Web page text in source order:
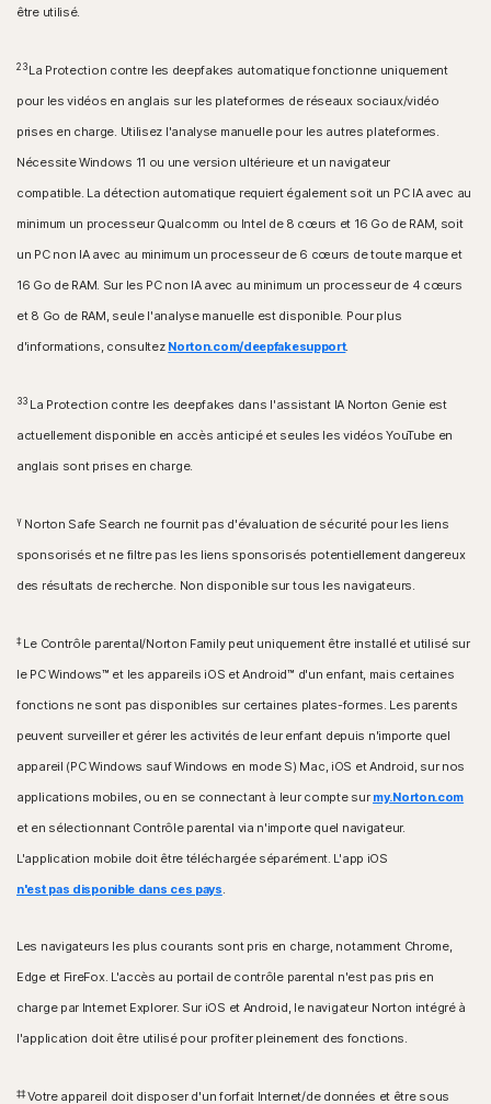
être utilisé.
23 La Protection contre les deepfakes automatique fonctionne uniquement
pour les vidéos en anglais sur les plateformes de réseaux sociaux/vidéo
prises en charge. Utilisez l'analyse manuelle pour les autres plateformes.
Nécessite Windows 11 ou une version ultérieure et un navigateur
compatible. La détection automatique requiert également soit un PC IA avec au
minimum un processeur Qualcomm ou Intel de 8 cœurs et 16 Go de RAM, soit
un PC non IA avec au minimum un processeur de 6 cœurs de toute marque et
16 Go de RAM. Sur les PC non IA avec au minimum un processeur de 4 cœurs
et 8 Go de RAM, seule l'analyse manuelle est disponible. Pour plus
d'informations, consultez Norton.com/deepfakesupport.
33La Protection contre les deepfakes dans l'assistant IA Norton Genie est
actuellement disponible en accès anticipé et seules les vidéos YouTube en
anglais sont prises en charge.
γNorton Safe Search ne fournit pas d'évaluation de sécurité pour les liens
sponsorisés et ne filtre pas les liens sponsorisés potentiellement dangereux
des résultats de recherche. Non disponible sur tous les navigateurs.
‡Le Contrôle parental/Norton Family peut uniquement être installé et utilisé sur
le PC Windows™ et les appareils iOS et Android™ d'un enfant, mais certaines
fonctions ne sont pas disponibles sur certaines plates-formes. Les parents
peuvent surveiller et gérer les activités de leur enfant depuis n'importe quel
appareil (PC Windows sauf Windows en mode S) Mac, iOS et Android, sur nos
applications mobiles, ou en se connectant à leur compte sur my.Norton.com
et en sélectionnant Contrôle parental via n'importe quel navigateur.
L'application mobile doit être téléchargée séparément. L'app iOS
n'est pas disponible dans ces pays
Les navigateurs les plus courants sont pris en charge, notamment Chrome,
Edge et FireFox. L'accès au portail de contrôle parental n'est pas pris en
charge par Internet Explorer. Sur iOS et Android, le navigateur Norton intégré à
l'application doit être utilisé pour profiter pleinement des fonctions.
‡‡Votre appareil doit disposer d'un forfait Internet/de données et être sous